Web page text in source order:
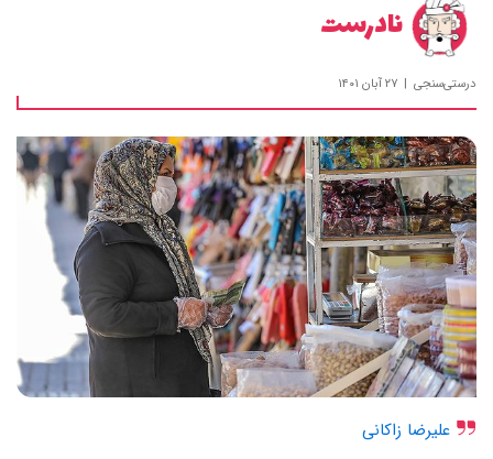
نادرست
درستی‌سنجی ۲۷ آبان ۱۴۰۱
علیرضا زاکانی